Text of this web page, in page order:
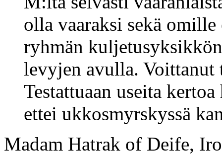
olla vaaraksi sekä
ryhmän
levyjen avulla. Voittanut
Testattuaan useita
ettei ukkosmyrskyssä
Madam Hatrak of Deife,